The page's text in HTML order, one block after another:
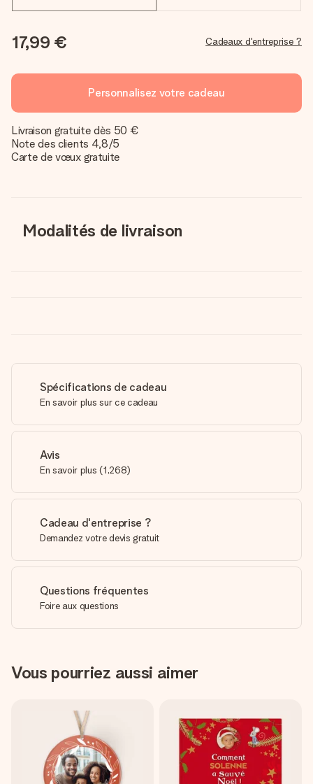
17,99 € Cadeaux d'entreprise ?
Personnalisez votre cadeau
Livraison gratuite dès 50 €
Note des clients 4,8/5
Carte de vœux gratuite
Modalités de livraison
Spécifications de cadeau
En savoir plus sur ce cadeau
Avis
En savoir plus (1,268)
Cadeau d'entreprise ?
Demandez votre devis gratuit
Questions fréquentes
Foire aux questions
Vous pourriez aussi aimer